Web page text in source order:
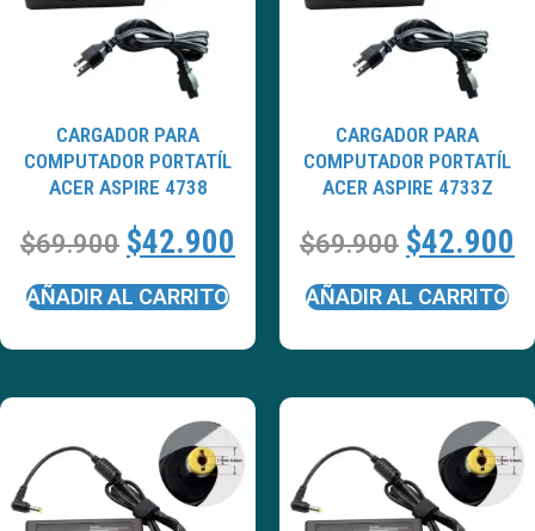
CARGADOR PARA
COMPUTADOR PORTATÍL
ACER ASPIRE 4738
$69.900 $42.900
AÑADIR AL CARRITO
CARGADOR PARA
COMPUTADOR PORTATÍL
ACER ASPIRE 4733Z
$69.900 $42.900
AÑADIR AL CARRITO